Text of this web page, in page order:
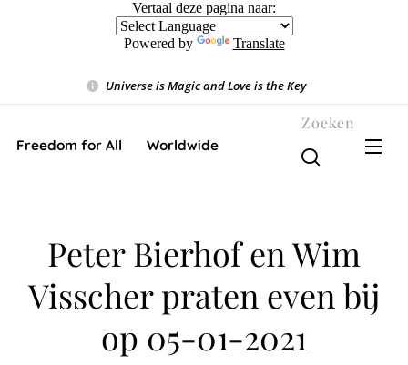
Vertaal deze pagina naar:
Powered by Translate
Universe is Magic and Love is the Key❤️
Freedom for All ❤️ Worldwide
Zoeken
Peter Bierhof en Wim
Visscher praten even bij
op 05-01-2021